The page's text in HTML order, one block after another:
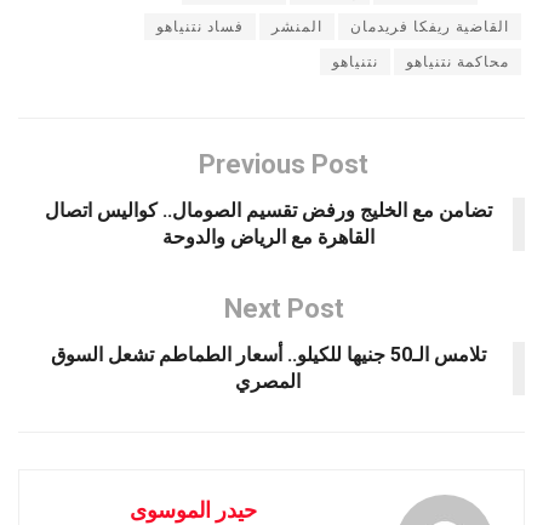
القاضية ريفكا فريدمان المنشر فساد نتنياهو
محاكمة نتنياهو نتنياهو
Previous Post
تضامن مع الخليج ورفض تقسيم الصومال.. كواليس اتصال
القاهرة مع الرياض والدوحة
Next Post
تلامس الـ50 جنيها للكيلو.. أسعار الطماطم تشعل السوق
المصري
حيدر الموسوى